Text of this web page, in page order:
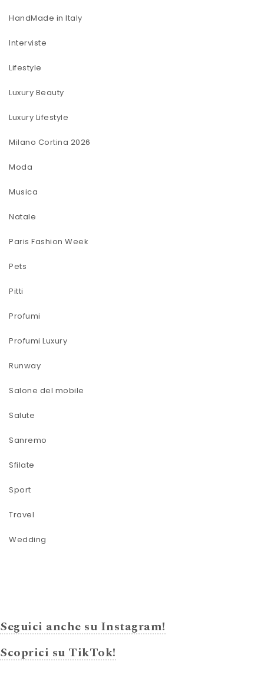
HandMade in Italy
Interviste
Lifestyle
Luxury Beauty
Luxury Lifestyle
Milano Cortina 2026
Moda
Musica
Natale
Paris Fashion Week
Pets
Pitti
Profumi
Profumi Luxury
Runway
Salone del mobile
Salute
Sanremo
Sfilate
Sport
Travel
Wedding
Seguici anche su Instagram!
Scoprici su TikTok!